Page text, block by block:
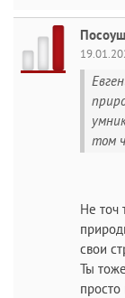
том
Не точ
свои
Ты